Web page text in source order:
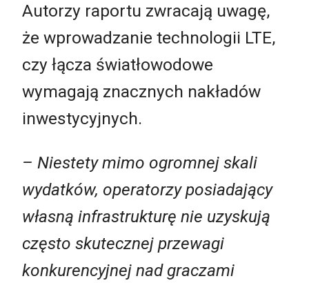
Autorzy raportu zwracają uwagę,
że wprowadzanie technologii LTE,
czy łącza światłowodowe
wymagają znacznych nakładów
inwestycyjnych.
– Niestety mimo ogromnej skali
wydatków, operatorzy posiadający
własną infrastrukturę nie uzyskują
często skutecznej przewagi
konkurencyjnej nad graczami